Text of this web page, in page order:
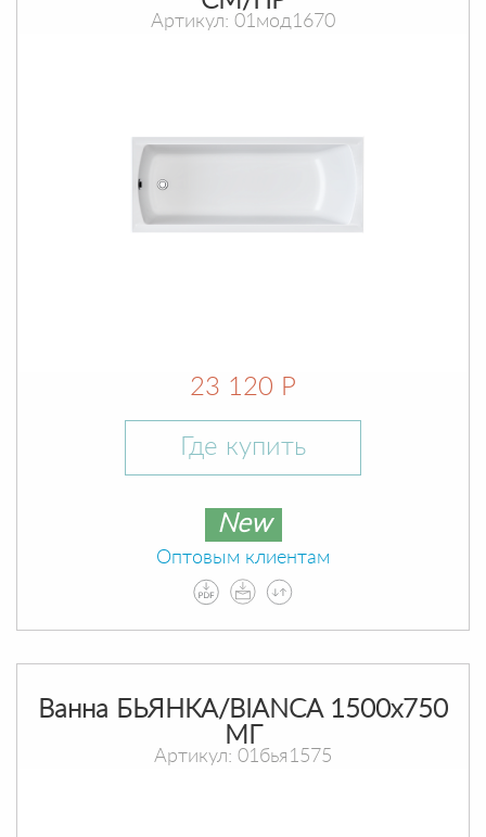
Артикул: 01мод1670
23 120 Р
Где купить
New
Оптовым клиентам
Ванна БЬЯНКА/BIANCA 1500х750
МГ
Артикул: 01бья1575